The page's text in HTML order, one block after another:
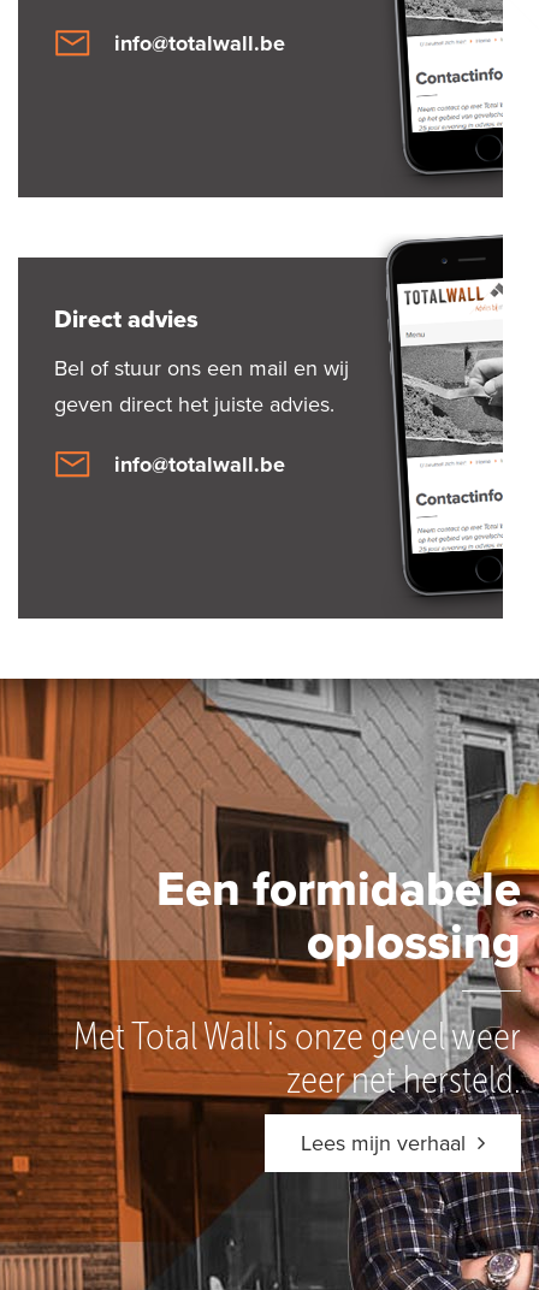
info@totalwall.be
Direct advies
Bel of stuur ons een mail en wij
geven direct het juiste advies.
info@totalwall.be
Een formidabele
oplossing
Met Total Wall is onze gevel weer
zeer net hersteld.
Lees mijn verhaal